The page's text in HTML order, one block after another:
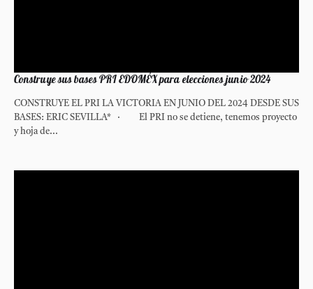
Construye sus bases PRI EDOMÉX para elecciones junio 2024
CONSTRUYE EL PRI LA VICTORIA EN JUNIO DEL 2024 DESDE SUS
BASES: ERIC SEVILLA* · El PRI no se detiene, tenemos proyecto
y hoja de...